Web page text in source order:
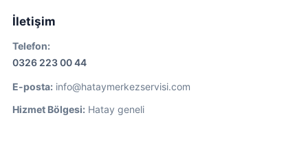
İletişim
Telefon:
0326 223 00 44
E-posta: info@hataymerkezservisi.com
Hizmet Bölgesi: Hatay geneli